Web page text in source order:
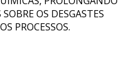
OS DESGASTES
PROCESSOS.